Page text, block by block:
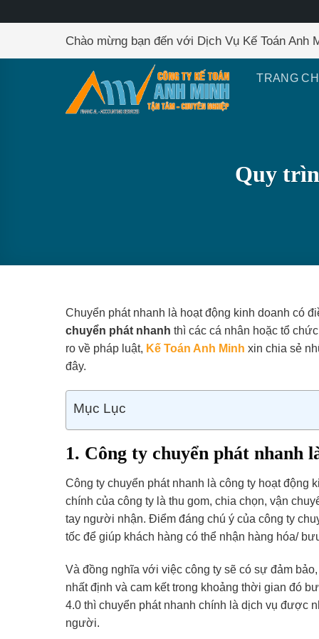
Chào mừng bạn đến với Dịch Vụ Kế Toán Anh
TRANG
Quy
Chuyển phát nhanh là hoạt động kinh doanh có
chuyển phát nhanh thì các cá nhân hoặc tổ
ro về pháp luật, Kế Toán Anh Minh xin chia sẻ
đây.
Mục Lục
1. Công ty chuyển phát nhanh
Công ty chuyển phát nhanh là công ty hoạt động
chính của công ty là thu gom, chia chọn, vận
tay người nhận. Điểm đáng chú ý của công ty
tốc để giúp khách hàng có thể nhận hàng hóa/
Và đồng nghĩa với việc công ty sẽ có sự đảm
nhất định và cam kết trong khoảng thời gian đó
4.0 thì chuyển phát nhanh chính là dịch vụ được
người.